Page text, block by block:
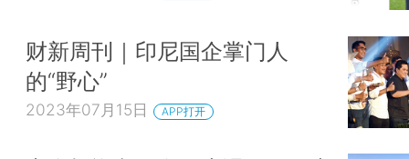
财新周刊｜印尼国企掌门人
的“野心”
2023年07月15日 APP打开